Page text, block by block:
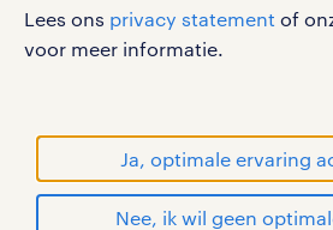
Lees ons privacy statement of
voor meer informatie.
Ja, optimale ervaring
Nee, ik wil geen
handelsmerken van Randstad
© Randstad 2026